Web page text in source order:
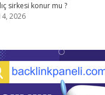
sirkesi konur mu ?
2026